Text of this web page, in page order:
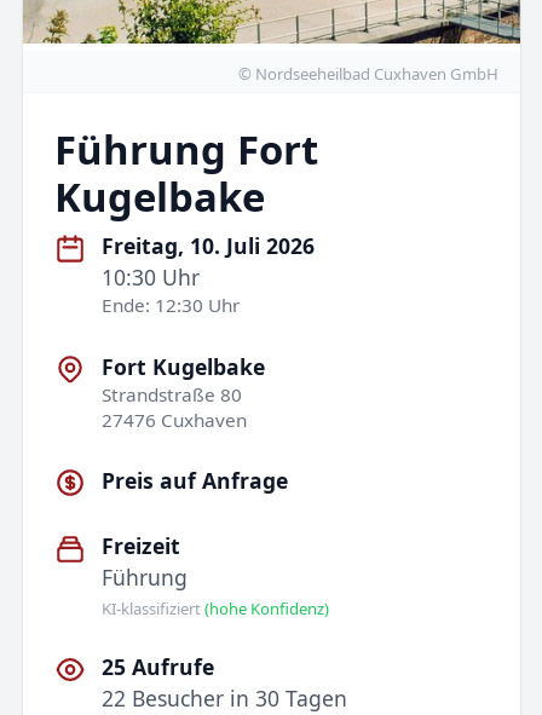
© Nordseeheilbad Cuxhaven GmbH
Führung Fort
Kugelbake
Freitag, 10. Juli 2026
10:30 Uhr
Ende: 12:30 Uhr
Fort Kugelbake
Strandstraße 80
27476 Cuxhaven
Preis auf Anfrage
Freizeit
Führung
KI-klassifiziert(hohe Konfidenz)
25 Aufrufe
22 Besucher in 30 Tagen